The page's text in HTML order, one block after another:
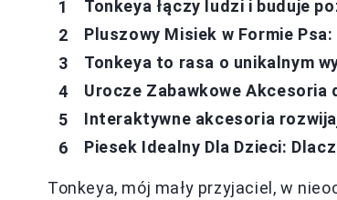
Tonkeya łączy ludzi i buduje
Pluszowy Misiek w Formie
Tonkeya to rasa o unikalnym
Urocze Zabawkowe Akcesoria
Interaktywne akcesoria
Piesek Idealny Dla Dzieci:
Tonkeya, mój mały przyjaciel, w